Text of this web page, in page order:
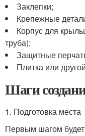
Заклепки;
Крепежные
Корпус для
труба);
Защитные
Плитка или
Шаги
1. Подготовка места
Первым шагом будет